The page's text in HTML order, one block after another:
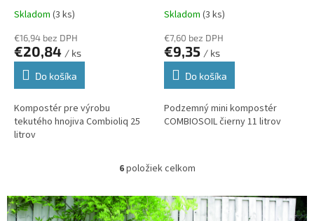
Combioliq 25 litrov
Skladom (3 ks)
€16,94 bez DPH
€20,84 / ks
Do košíka
Kompostér pre výrobu
tekutého hnojiva Combioliq 25
litrov
litrov
Skladom (3 ks)
€7,60 bez DPH
€9,35 / ks
Do košíka
Podzemný mini kompostér
COMBIOSOIL čierny 11 litrov
O
l
á
6položiek celkom